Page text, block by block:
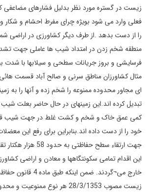
زیست در گستره مورد نظر بدلیل فشارهای
فعلی وارد می شود بویژه چرای مفرط احشام و شکار
را از دست بدهد .از طرف دیگر کشاورزی در اراضی
منطقه شخم زدن در امتداد شیب ها عاملی جهت
فرسایشی و بروز جریانات سطحی و سیلابها با شدت
مثال کشاورزان مناطق سرنی و صالح آباد قسمت
ای مجاور محدوده ممنوعه را شخم زده و آنها را به
کمی عمق خاک و شخم و کشت غلط در جهت شیب
خود را از دست داده اند.بنابراین برای رفع این
جهت ارتقاء سطح حفاظتی
این اقدام تمامی سکونتگاهها و معادن و اراضی
خارج می¬گردند. ضمن
زیست مصوب 28/3/1353 هر نوع